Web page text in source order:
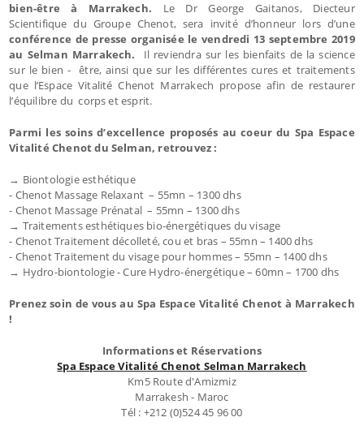
bien-être à Marrakech. Le Dr George Gaitanos, Diecteur
Scientifique du Groupe Chenot, sera invité d’honneur lors d’une
conférence de presse organisée le vendredi 13 septembre 2019
au Selman Marrakech. Il reviendra sur les bienfaits de la science
sur le bien - être, ainsi que sur les différentes cures et traitements
que l’Espace Vitalité Chenot Marrakech propose afin de restaurer
l’équilibre du corps et esprit.
Parmi les soins d’excellence proposés au coeur du Spa Espace
Vitalité Chenot du Selman, retrouvez :
→ Biontologie esthétique
- Chenot Massage Relaxant – 55mn – 1300 dhs
- Chenot Massage Prénatal – 55mn – 1300 dhs
→ Traitements esthétiques bio-énergétiques du visage
- Chenot Traitement décolleté, cou et bras – 55mn – 1400 dhs
- Chenot Traitement du visage pour hommes – 55mn – 1400 dhs
→ Hydro-biontologie - Cure Hydro-énergétique – 60mn – 1700 dhs
Prenez soin de vous au Spa Espace Vitalité Chenot à Marrakech
!
Informations et Réservations
Spa Espace Vitalité Chenot Selman Marrakech
Km5 Route d'Amizmiz
Marrakesh - Maroc
Tél : +212 (0)524 45 96 00